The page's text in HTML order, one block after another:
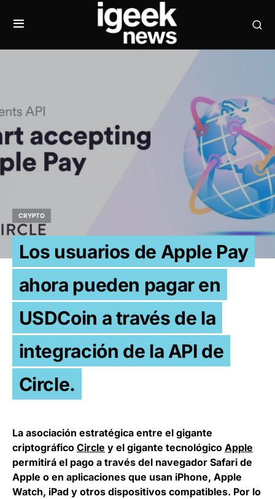
CRYPTO
Los usuarios de Apple Pay
ahora pueden pagar en
USDCoin a través de la
integración de la API de
Circle.
La asociación estratégica entre el gigante
criptográfico Circle y el gigante tecnológico Apple
permitirá el pago a través del navegador Safari de
Apple o en aplicaciones que usan iPhone, Apple
Watch, iPad y otros dispositivos compatibles. Por lo